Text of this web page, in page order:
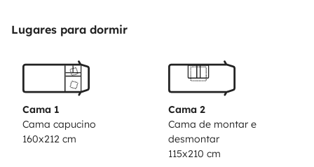
Lugares para dormir
Cama 1
Cama capucino
160x212 cm
Cama 2
Cama de montar e
desmontar
115x210 cm